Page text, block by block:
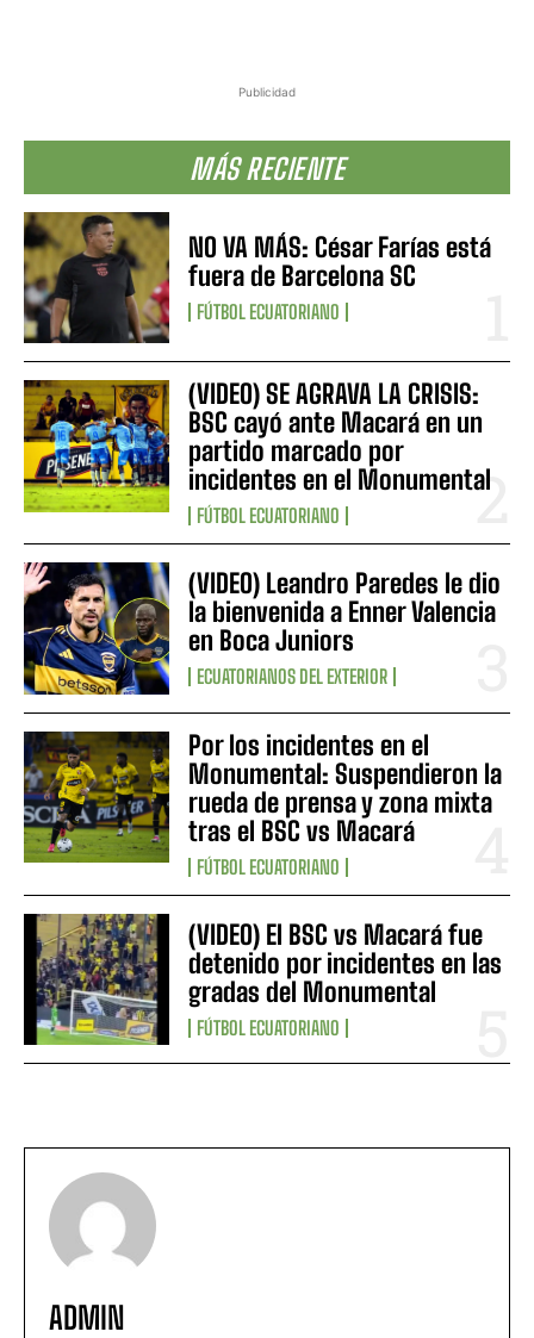
Publicidad
MÁS RECIENTE
NO VA MÁS: César Farías está
fuera de Barcelona SC
FÚTBOL ECUATORIANO
(VIDEO) SE AGRAVA LA CRISIS:
BSC cayó ante Macará en un
partido marcado por
incidentes en el Monumental
FÚTBOL ECUATORIANO
(VIDEO) Leandro Paredes le dio
la bienvenida a Enner Valencia
en Boca Juniors
ECUATORIANOS DEL EXTERIOR
Por los incidentes en el
Monumental: Suspendieron la
rueda de prensa y zona mixta
tras el BSC vs Macará
FÚTBOL ECUATORIANO
(VIDEO) El BSC vs Macará fue
detenido por incidentes en las
gradas del Monumental
FÚTBOL ECUATORIANO
ADMIN